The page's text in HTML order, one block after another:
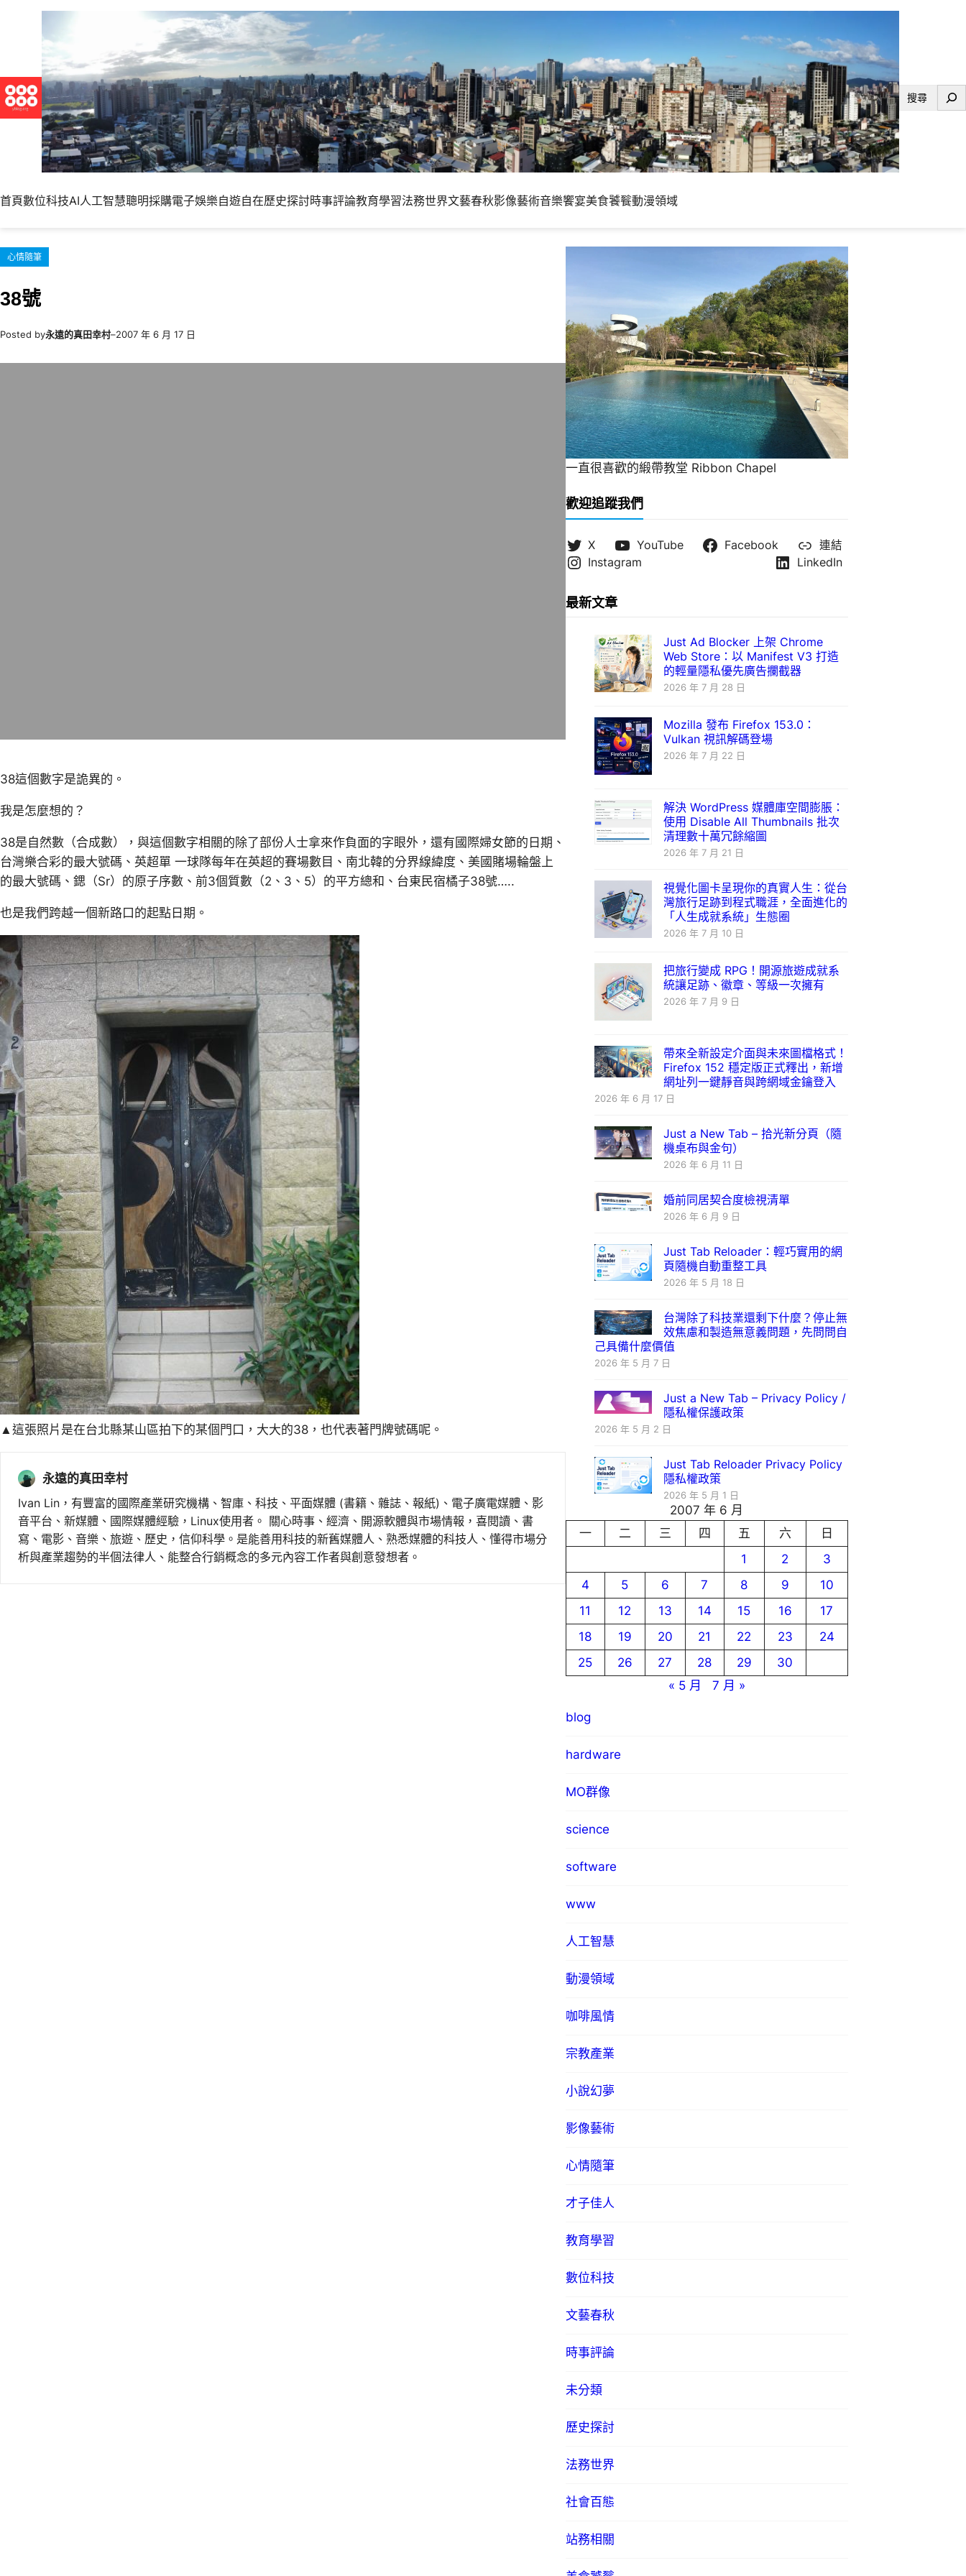
內
容
搜
首頁數位科技AI人工智慧聰明採購電子娛樂自遊自在歷史探討時事評論教育學習法務世界文藝春秋影像藝術音樂饗宴美食饕餮動漫領域
心情隨筆
38號
Posted by永遠的真田幸村–2007 年 6 月 17 日
38這個數字是詭異的。
我是怎麼想的？
38是自然數（合成數），與這個數字相關的除了部份人士拿來作負面的字眼外，還有國際婦女節的日期、
台灣樂合彩的最大號碼、英超單 一球隊每年在英超的賽場數目、南北韓的分界線緯度、美國賭場輪盤上
的最大號碼、鍶（Sr）的原子序數、前3個質數（2、3、5）的平方總和、台東民宿橘子38號…..
也是我們跨越一個新路口的起點日期。
▲這張照片是在台北縣某山區拍下的某個門口，大大的38，也代表著門牌號碼呢。
永遠的真田幸村
Ivan Lin，有豐富的國際產業研究機構、智庫、科技、平面媒體 (書籍、雜誌、報紙)、電子廣電媒體、影
音平台、新媒體、國際媒體經驗，Linux使用者。 關心時事、經濟、開源軟體與市場情報，喜閱讀、書
寫、電影、音樂、旅遊、歷史，信仰科學。是能善用科技的新舊媒體人、熟悉媒體的科技人、懂得市場分
析與產業趨勢的半個法律人、能整合行銷概念的多元內容工作者與創意發想者。
一直很喜歡的緞帶教堂 Ribbon Chapel
歡迎追蹤我們
X YouTube Facebook
連結
Instagram
LinkedIn
最新文章
Just Ad Blocker 上架 Chrome
Web Store：以 Manifest V3 打造
的輕量隱私優先廣告攔截器
2026 年 7 月 28 日
Mozilla 發布 Firefox 153.0：
Vulkan 視訊解碼登場
2026 年 7 月 22 日
解決 WordPress 媒體庫空間膨脹：
使用 Disable All Thumbnails 批次
清理數十萬冗餘縮圖
2026 年 7 月 21 日
視覺化圖卡呈現你的真實人生：從台
灣旅行足跡到程式職涯，全面進化的
「人生成就系統」生態圈
2026 年 7 月 10 日
把旅行變成 RPG！開源旅遊成就系
統讓足跡、徽章、等級一次擁有
2026 年 7 月 9 日
帶來全新設定介面與未來圖檔格式！
Firefox 152 穩定版正式釋出，新增
網址列一鍵靜音與跨網域金鑰登入
2026 年 6 月 17 日
Just a New Tab – 拾光新分頁（隨
機桌布與金句）
2026 年 6 月 11 日
婚前同居契合度檢視清單
2026 年 6 月 9 日
Just Tab Reloader：輕巧實用的網
頁隨機自動重整工具
2026 年 5 月 18 日
台灣除了科技業還剩下什麼？停止無
效焦慮和製造無意義問題，先問問自
己具備什麼價值
2026 年 5 月 7 日
Just a New Tab – Privacy Policy /
隱私權保護政策
2026 年 5 月 2 日
Just Tab Reloader Privacy Policy
隱私權政策
2026 年 5 月 1 日
2007 年 6 月
一
二 三 四 五 六
日
1
2
3
4
5 6 7 8 9
10
11
12 13 14 15 16
17
18
19 20 21 22 23
24
25
26 27 28 29
30
« 5 月
7 月 »
blog
hardware
MO群像
science
software
www
人工智慧
動漫領域
咖啡風情
宗教產業
小說幻夢
影像藝術
心情隨筆
才子佳人
教育學習
數位科技
文藝春秋
時事評論
未分類
歷史探討
法務世界
社會百態
站務相關